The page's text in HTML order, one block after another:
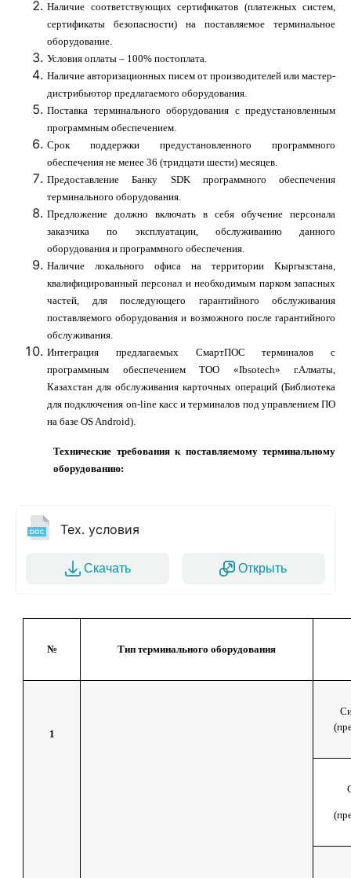
Наличие соответствующих сертификатов (платежных систем,
сертификаты безопасности) на поставляемое терминальное
оборудование.
Условия оплаты – 100% постоплата.
Наличие авторизационных писем от производителей или мастер-
дистрибьютор предлагаемого оборудования.
Поставка терминального оборудования с предустановленным
программным обеспечением.
Срок поддержки предустановленного программного
обеспечения не менее 36 (тридцати шести) месяцев.
Предоставление Банку SDKпрограммного обеспечения
терминального оборудования.
Предложение должно включать в себя обучение персонала
заказчика по эксплуатации, обслуживанию данного
оборудования и программного обеспечения.
Наличие локального офиса на территории Кыргызстана,
квалифицированный персонал и необходимым парком запасных
частей, для последующего гарантийного обслуживания
поставляемого оборудования и возможного после гарантийного
обслуживания.
Интеграция предлагаемых СмартПОС терминалов с
программным обеспечением ТОО «Ibsotech» г.Алматы,
Казахстан для обслуживания карточных операций (Библиотека
для подключения on-line касс и терминалов под управлением ПО
на базе OS Android).
Технические требования к поставляемому терминальному
оборудованию:
Тех. условия
Скачать Открыть
№ Тип терминального оборудования
1